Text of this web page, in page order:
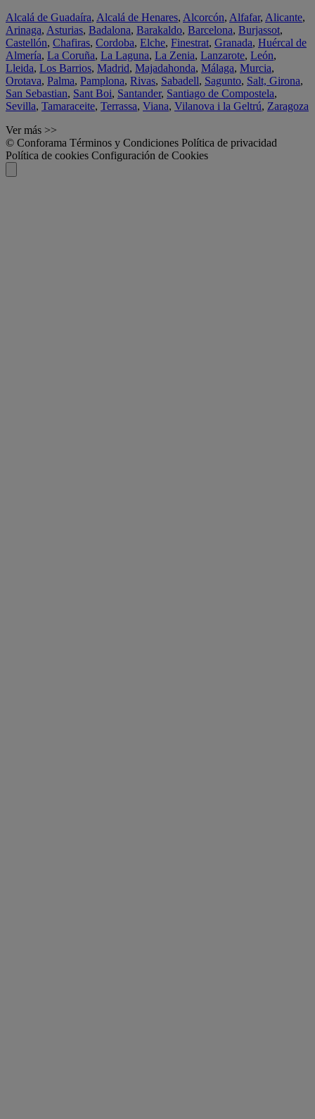
Alcalá de Guadaíra, Alcalá de Henares, Alcorcón, Alfafar, Alicante,
Arinaga, Asturias, Badalona, Barakaldo, Barcelona, Burjassot,
Castellón, Chafiras, Cordoba, Elche, Finestrat, Granada, Huércal de
Almería, La Coruña, La Laguna, La Zenia, Lanzarote, León,
Lleida, Los Barrios, Madrid, Majadahonda, Málaga, Murcia,
Orotava, Palma, Pamplona, Rivas, Sabadell, Sagunto, Salt, Girona,
San Sebastian, Sant Boi, Santander, Santiago de Compostela,
Sevilla, Tamaraceite, Terrassa, Viana, Vilanova i la Geltrú, Zaragoza
Ver más >>
© Conforama Términos y Condiciones Política de privacidad
Política de cookies Configuración de Cookies